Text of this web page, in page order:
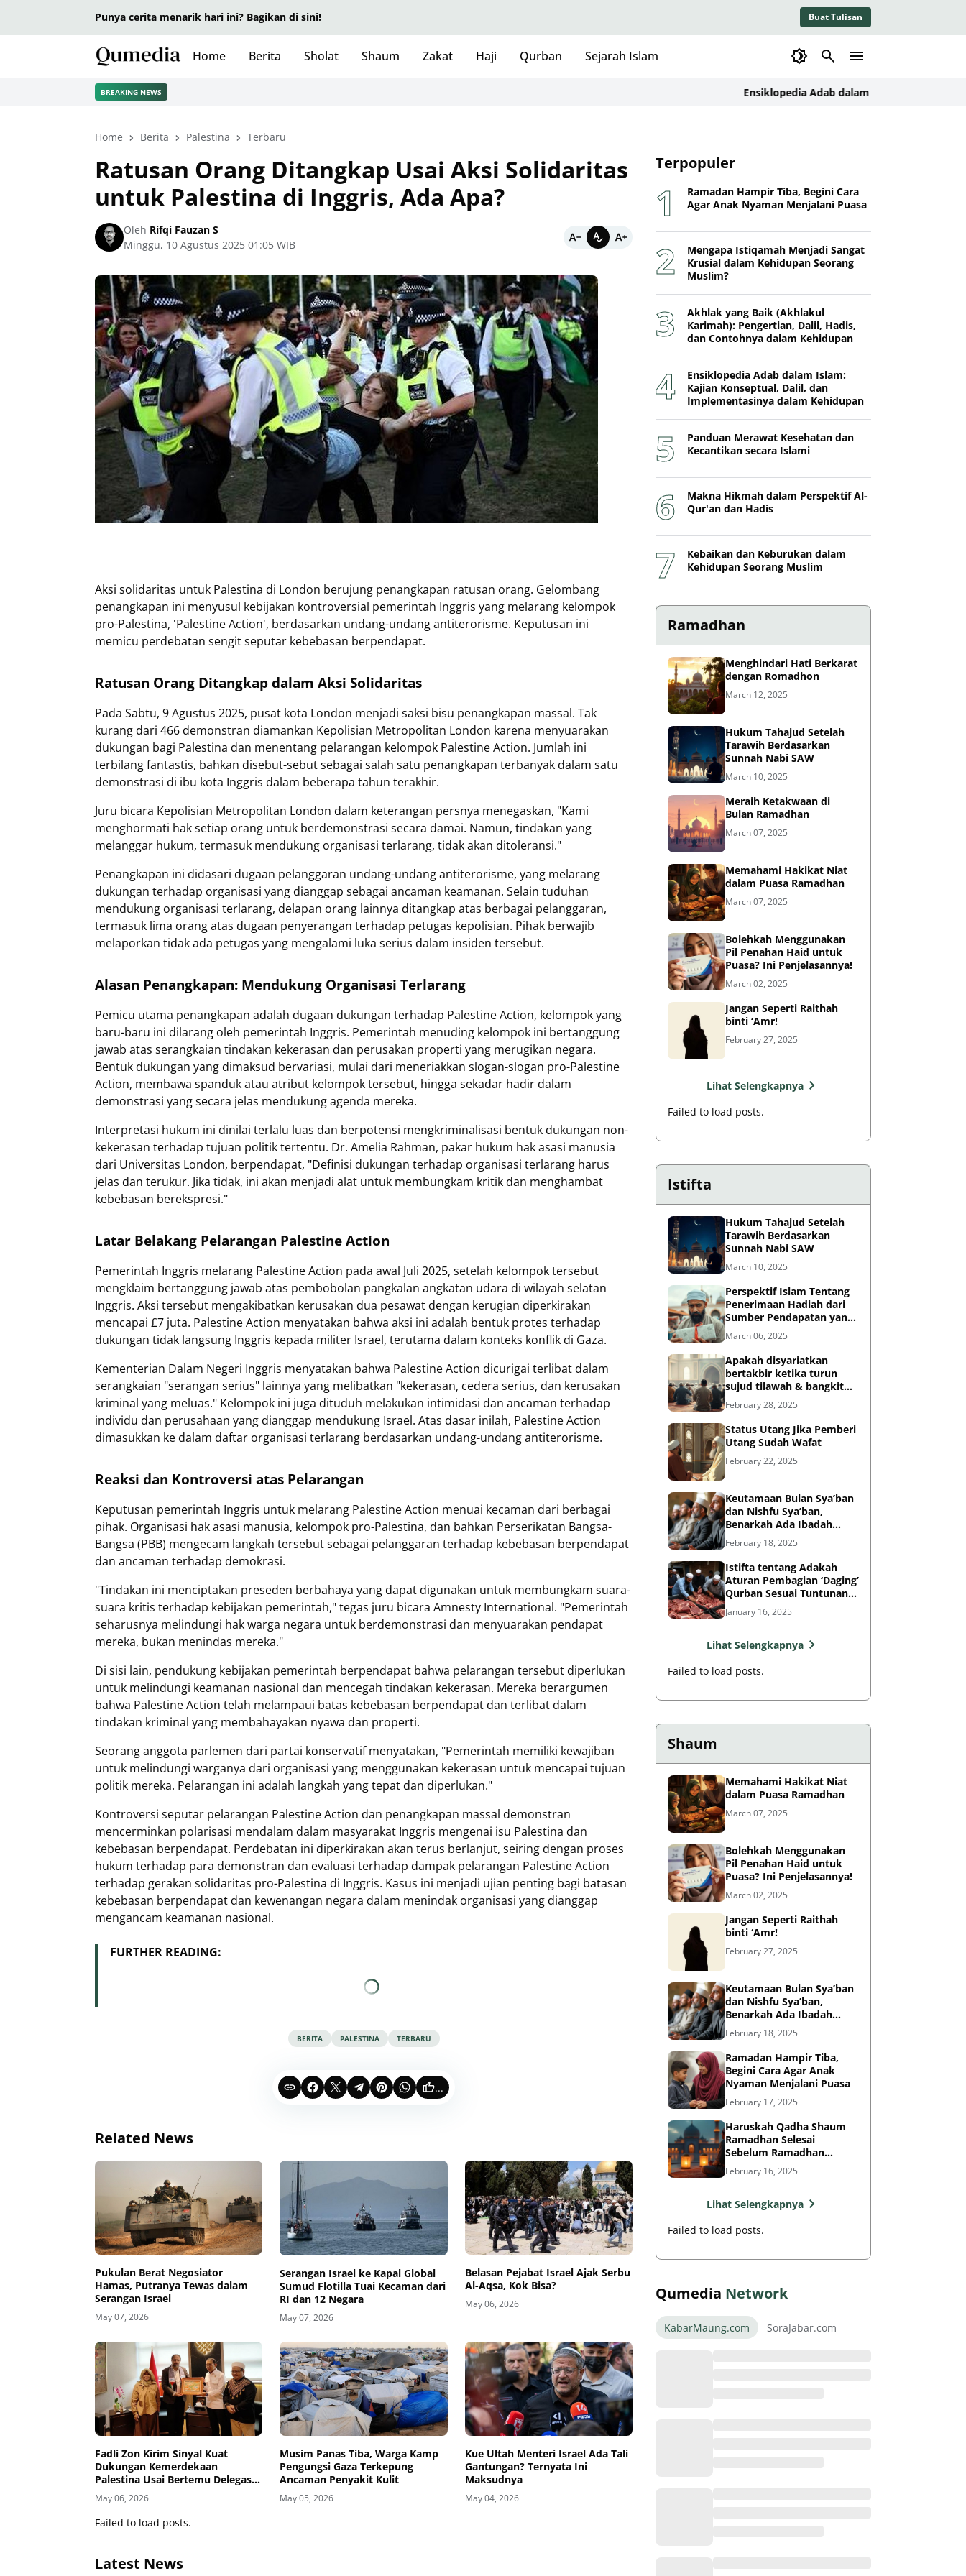
Punya cerita menarik hari ini? Bagikan di sini! Buat Tulisan
Home Berita Sholat Shaum Zakat Haji Qurban Sejarah Islam
BREAKING NEWS Ensiklopedia Adab dalam Islam: Kajian
Home Berita Palestina Terbaru
Ratusan Orang Ditangkap Usai Aksi Solidaritas
untuk Palestina di Inggris, Ada Apa?
Oleh Rifqi Fauzan S
Minggu, 10 Agustus 2025 01:05 WIB
Aksi solidaritas untuk Palestina di London berujung penangkapan ratusan orang. Gelombang
penangkapan ini menyusul kebijakan kontroversial pemerintah Inggris yang melarang kelompok
pro-Palestina, 'Palestine Action', berdasarkan undang-undang antiterorisme. Keputusan ini
memicu perdebatan sengit seputar kebebasan berpendapat.
Ratusan Orang Ditangkap dalam Aksi Solidaritas
Pada Sabtu, 9 Agustus 2025, pusat kota London menjadi saksi bisu penangkapan massal. Tak
kurang dari 466 demonstran diamankan Kepolisian Metropolitan London karena menyuarakan
dukungan bagi Palestina dan menentang pelarangan kelompok Palestine Action. Jumlah ini
terbilang fantastis, bahkan disebut-sebut sebagai salah satu penangkapan terbanyak dalam satu
demonstrasi di ibu kota Inggris dalam beberapa tahun terakhir.
Juru bicara Kepolisian Metropolitan London dalam keterangan persnya menegaskan, "Kami
menghormati hak setiap orang untuk berdemonstrasi secara damai. Namun, tindakan yang
melanggar hukum, termasuk mendukung organisasi terlarang, tidak akan ditoleransi."
Penangkapan ini didasari dugaan pelanggaran undang-undang antiterorisme, yang melarang
dukungan terhadap organisasi yang dianggap sebagai ancaman keamanan. Selain tuduhan
mendukung organisasi terlarang, delapan orang lainnya ditangkap atas berbagai pelanggaran,
termasuk lima orang atas dugaan penyerangan terhadap petugas kepolisian. Pihak berwajib
melaporkan tidak ada petugas yang mengalami luka serius dalam insiden tersebut.
Alasan Penangkapan: Mendukung Organisasi Terlarang
Pemicu utama penangkapan adalah dugaan dukungan terhadap Palestine Action, kelompok yang
baru-baru ini dilarang oleh pemerintah Inggris. Pemerintah menuding kelompok ini bertanggung
jawab atas serangkaian tindakan kekerasan dan perusakan properti yang merugikan negara.
Bentuk dukungan yang dimaksud bervariasi, mulai dari meneriakkan slogan-slogan pro-Palestine
Action, membawa spanduk atau atribut kelompok tersebut, hingga sekadar hadir dalam
demonstrasi yang secara jelas mendukung agenda mereka.
Interpretasi hukum ini dinilai terlalu luas dan berpotensi mengkriminalisasi bentuk dukungan non-
kekerasan terhadap tujuan politik tertentu. Dr. Amelia Rahman, pakar hukum hak asasi manusia
dari Universitas London, berpendapat, "Definisi dukungan terhadap organisasi terlarang harus
jelas dan terukur. Jika tidak, ini akan menjadi alat untuk membungkam kritik dan menghambat
kebebasan berekspresi."
Latar Belakang Pelarangan Palestine Action
Pemerintah Inggris melarang Palestine Action pada awal Juli 2025, setelah kelompok tersebut
mengklaim bertanggung jawab atas pembobolan pangkalan angkatan udara di wilayah selatan
Inggris. Aksi tersebut mengakibatkan kerusakan dua pesawat dengan kerugian diperkirakan
mencapai £7 juta. Palestine Action menyatakan bahwa aksi ini adalah bentuk protes terhadap
dukungan tidak langsung Inggris kepada militer Israel, terutama dalam konteks konflik di Gaza.
Kementerian Dalam Negeri Inggris menyatakan bahwa Palestine Action dicurigai terlibat dalam
serangkaian "serangan serius" lainnya yang melibatkan "kekerasan, cedera serius, dan kerusakan
kriminal yang meluas." Kelompok ini juga dituduh melakukan intimidasi dan ancaman terhadap
individu dan perusahaan yang dianggap mendukung Israel. Atas dasar inilah, Palestine Action
dimasukkan ke dalam daftar organisasi terlarang berdasarkan undang-undang antiterorisme.
Reaksi dan Kontroversi atas Pelarangan
Keputusan pemerintah Inggris untuk melarang Palestine Action menuai kecaman dari berbagai
pihak. Organisasi hak asasi manusia, kelompok pro-Palestina, dan bahkan Perserikatan Bangsa-
Bangsa (PBB) mengecam langkah tersebut sebagai pelanggaran terhadap kebebasan berpendapat
dan ancaman terhadap demokrasi.
"Tindakan ini menciptakan preseden berbahaya yang dapat digunakan untuk membungkam suara-
suara kritis terhadap kebijakan pemerintah," tegas juru bicara Amnesty International. "Pemerintah
seharusnya melindungi hak warga negara untuk berdemonstrasi dan menyuarakan pendapat
mereka, bukan menindas mereka."
Di sisi lain, pendukung kebijakan pemerintah berpendapat bahwa pelarangan tersebut diperlukan
untuk melindungi keamanan nasional dan mencegah tindakan kekerasan. Mereka berargumen
bahwa Palestine Action telah melampaui batas kebebasan berpendapat dan terlibat dalam
tindakan kriminal yang membahayakan nyawa dan properti.
Seorang anggota parlemen dari partai konservatif menyatakan, "Pemerintah memiliki kewajiban
untuk melindungi warganya dari organisasi yang menggunakan kekerasan untuk mencapai tujuan
politik mereka. Pelarangan ini adalah langkah yang tepat dan diperlukan."
Kontroversi seputar pelarangan Palestine Action dan penangkapan massal demonstran
mencerminkan polarisasi mendalam dalam masyarakat Inggris mengenai isu Palestina dan
kebebasan berpendapat. Perdebatan ini diperkirakan akan terus berlanjut, seiring dengan proses
hukum terhadap para demonstran dan evaluasi terhadap dampak pelarangan Palestine Action
terhadap gerakan solidaritas pro-Palestina di Inggris. Kasus ini menjadi ujian penting bagi batasan
kebebasan berpendapat dan kewenangan negara dalam menindak organisasi yang dianggap
mengancam keamanan nasional.
FURTHER READING:
BERITA PALESTINA TERBARU
...
Related News
Pukulan Berat Negosiator
Hamas, Putranya Tewas dalam
Serangan Israel
May 07, 2026
Serangan Israel ke Kapal Global
Sumud Flotilla Tuai Kecaman dari
RI dan 12 Negara
May 07, 2026
Belasan Pejabat Israel Ajak Serbu
Al-Aqsa, Kok Bisa?
May 06, 2026
Fadli Zon Kirim Sinyal Kuat
Dukungan Kemerdekaan
Palestina Usai Bertemu Delegasi
di Kemenbud
May 06, 2026
Musim Panas Tiba, Warga Kamp
Pengungsi Gaza Terkepung
Ancaman Penyakit Kulit
May 05, 2026
Kue Ultah Menteri Israel Ada Tali
Gantungan? Ternyata Ini
Maksudnya
May 04, 2026
Failed to load posts.
Latest News
Terpopuler
Ramadan Hampir Tiba, Begini Cara
Agar Anak Nyaman Menjalani Puasa
Mengapa Istiqamah Menjadi Sangat
Krusial dalam Kehidupan Seorang
Muslim?
Akhlak yang Baik (Akhlakul
Karimah): Pengertian, Dalil, Hadis,
dan Contohnya dalam Kehidupan
Ensiklopedia Adab dalam Islam:
Kajian Konseptual, Dalil, dan
Implementasinya dalam Kehidupan
Panduan Merawat Kesehatan dan
Kecantikan secara Islami
Makna Hikmah dalam Perspektif Al-
Qur'an dan Hadis
Kebaikan dan Keburukan dalam
Kehidupan Seorang Muslim
Ramadhan
Menghindari Hati Berkarat
dengan Romadhon
March 12, 2025
Hukum Tahajud Setelah
Tarawih Berdasarkan
Sunnah Nabi SAW
March 10, 2025
Meraih Ketakwaan di
Bulan Ramadhan
March 07, 2025
Memahami Hakikat Niat
dalam Puasa Ramadhan
March 07, 2025
Bolehkah Menggunakan
Pil Penahan Haid untuk
Puasa? Ini Penjelasannya!
March 02, 2025
Jangan Seperti Raithah
binti ‘Amr!
February 27, 2025
Lihat Selengkapnya
Failed to load posts.
Istifta
Hukum Tahajud Setelah
Tarawih Berdasarkan
Sunnah Nabi SAW
March 10, 2025
Perspektif Islam Tentang
Penerimaan Hadiah dari
Sumber Pendapatan yang
Tidak Halal
March 06, 2025
Apakah disyariatkan
bertakbir ketika turun
sujud tilawah & bangkit
dari sujud tilawah yang
dilakukan dalam shalat?
February 28, 2025
Status Utang Jika Pemberi
Utang Sudah Wafat
February 22, 2025
Keutamaan Bulan Sya’ban
dan Nishfu Sya’ban,
Benarkah Ada Ibadah
Khusus?
February 18, 2025
Istifta tentang Adakah
Aturan Pembagian ‘Daging’
Qurban Sesuai Tuntunan
Rasulullah?
January 16, 2025
Lihat Selengkapnya
Failed to load posts.
Shaum
Memahami Hakikat Niat
dalam Puasa Ramadhan
March 07, 2025
Bolehkah Menggunakan
Pil Penahan Haid untuk
Puasa? Ini Penjelasannya!
March 02, 2025
Jangan Seperti Raithah
binti ‘Amr!
February 27, 2025
Keutamaan Bulan Sya’ban
dan Nishfu Sya’ban,
Benarkah Ada Ibadah
Khusus?
February 18, 2025
Ramadan Hampir Tiba,
Begini Cara Agar Anak
Nyaman Menjalani Puasa
February 17, 2025
Haruskah Qadha Shaum
Ramadhan Selesai
Sebelum Ramadhan
Berikutnya?
February 16, 2025
Lihat Selengkapnya
Failed to load posts.
Qumedia Network
KabarMaung.com SoraJabar.com